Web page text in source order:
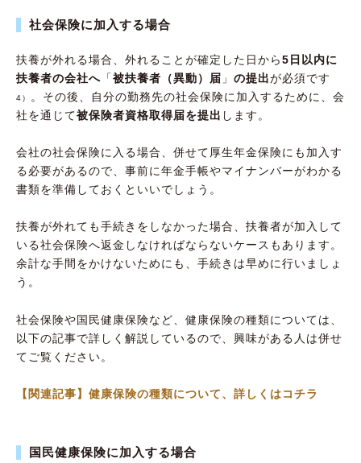
社会保険に加入する場合
扶養が外れる場合、外れることが確定した日から5日以内に
扶養者の会社へ 「被扶養者（異動）届 」 の提出が必須です
4） 。その後、自分の勤務先の社会保険に加入するために、会
社を通じて被保険者資格取得届を提出 します。
会社の社会保険に入る場合、併せて厚生年金保険にも加入す
る必要があるので、事前に年金手帳やマイナンバーがわかる
書類を準備しておくといいでしょう。
扶養が外れても手続きをしなかった場合、扶養者が加入して
いる社会保険へ返金しなければならないケースもあります。
余計な手間をかけないためにも、手続きは早めに行いましょ
う。
社会保険や国民健康保険など、健康保険の種類については、
以下の記事で詳しく解説しているので、興味がある人は併せ
てご覧ください。
【関連記事】健康保険の種類について、詳しくはコチラ
国民健康保険に加入する場合